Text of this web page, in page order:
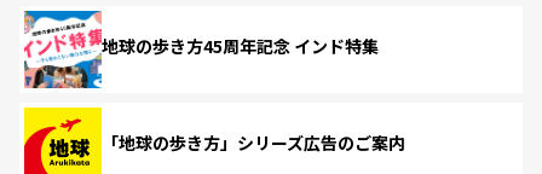
地球の歩き方45周年記念 インド特集
「地球の歩き方」シリーズ広告のご案内